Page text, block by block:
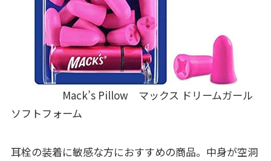
Mack’s Pillow マックス ドリームガール
ソフトフォーム
耳栓の装着に敏感な方におすすめの商品。中身が空洞